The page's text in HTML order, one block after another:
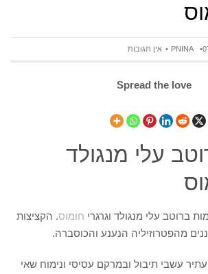
PNINA אין תגובות
Spread the love
עלי מנגולד
ברוטב עלי מנגולד וגרגרי חומוס. הקציצות
מהפטרוזיליה הנענע והכוסברה.
עשבי תיבול ובמרקם עסיסי ונימוח שאי